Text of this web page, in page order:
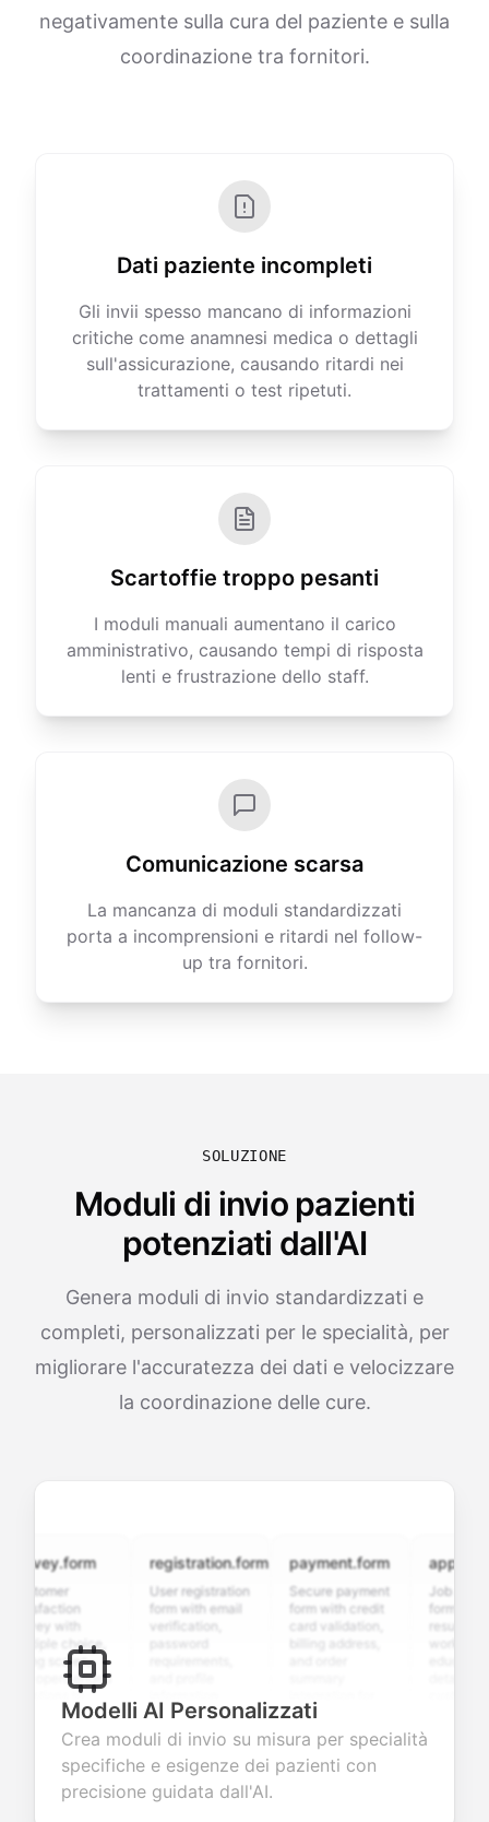
negativamente sulla cura del paziente e sulla
coordinazione tra fornitori.
Dati paziente incompleti
Gli invii spesso mancano di informazioni
critiche come anamnesi medica o dettagli
sull'assicurazione, causando ritardi nei
trattamenti o test ripetuti.
Scartoffie troppo pesanti
I moduli manuali aumentano il carico
amministrativo, causando tempi di risposta
lenti e frustrazione dello staff.
Comunicazione scarsa
La mancanza di moduli standardizzati
porta a incomprensioni e ritardi nel follow-
up tra fornitori.
SOLUZIONE
Moduli di invio pazienti
potenziati dall'AI
Genera moduli di invio standardizzati e
completi, personalizzati per le specialità, per
migliorare l'accuratezza dei dati e velocizzare
la coordinazione delle cure.
with
open-ended
valuable
about
products or
registration.form
User registration
form with email
verification,
fields for
seamless
account
creation.
payment.form
Secure payment
form with credit
card validation,
smooth e-
commerce
transactions.
Job
form with
resume
questions for
efficient
Modelli AI Personalizzati
Crea moduli di invio su misura per specialità
specifiche e esigenze dei pazienti con
precisione guidata dall'AI.